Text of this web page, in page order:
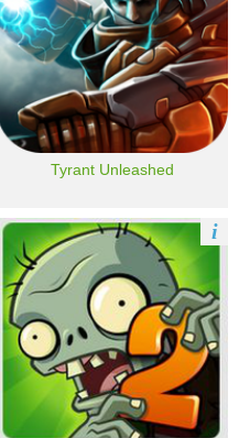
Tyrant Unleashed
i